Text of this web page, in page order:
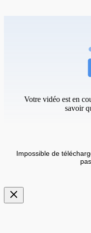
Votre vidéo est en
savoir
Impossible de